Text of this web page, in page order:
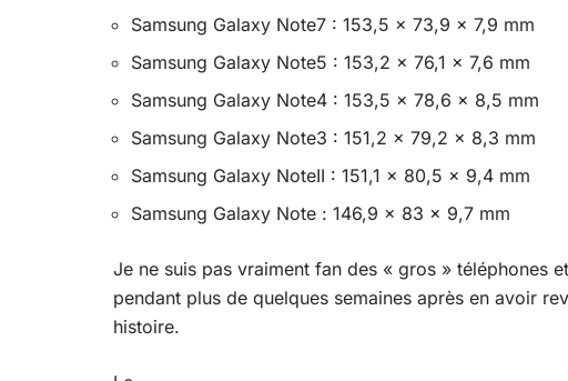
Samsung Galaxy Note7 : 153,5 x 73,9 x 7,9 mm
Samsung Galaxy Note5 : 153,2 x 76,1 x 7,6 mm
Samsung Galaxy Note4 : 153,5 x 78,6 x 8,5 mm
Samsung Galaxy Note3 : 151,2 x 79,2 x 8,3 mm
Samsung Galaxy NoteII : 151,1 x 80,5 x 9,4 mm
Samsung Galaxy Note : 146,9 x 83 x 9,7 mm
Je ne suis pas vraiment fan des « gros » téléphones
pendant plus de quelques semaines après en avoir
histoire.